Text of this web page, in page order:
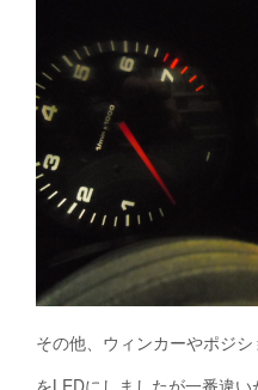
その他、ウィンカーやポジ